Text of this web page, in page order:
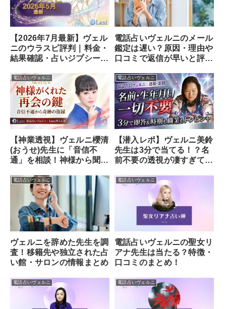
【2026年7月最新】ヴェル
ニのウラスピ評判｜料金・
結果確認・占いジプシーを
電話占いヴェルニのメール
鑑定は遅い？原因・理由や
口コミで返信が早いと評判
電話占いヴェルニ
【神業透視】ヴェルニ櫻清
(おうせ)先生に「音信不
通」を相談！神様から聞い
彼と再会できた体験レポ
電話占いヴェルニ
【潜入レポ】ヴェルニ美鈴
先生は3分で当てる！？名
前不要の透視が凄すぎて鳥
電話占いヴェルニ
ヴェルニを辞めた先生を調
査！移籍先や独立された占
い館・サロンの情報まとめ
電話占いヴェルニ
電話占いヴェルニの聖女リ
アナ先生は当たる？特徴・
口コミのまとめ！
電話占いヴェルニ 電話占いヴェルニ